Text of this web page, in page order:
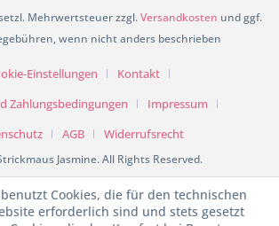
Mehrwertsteuer zzgl.Versandkosten und ggf.
wenn nicht anders beschrieben
Einstellungen
Kontakt
Zahlungsbedingungen
Impressum
AGB Widerrufsrecht
Jasmine. All Rights Reserved.
Cookies, die für den technischen
erforderlich sind und stets gesetzt